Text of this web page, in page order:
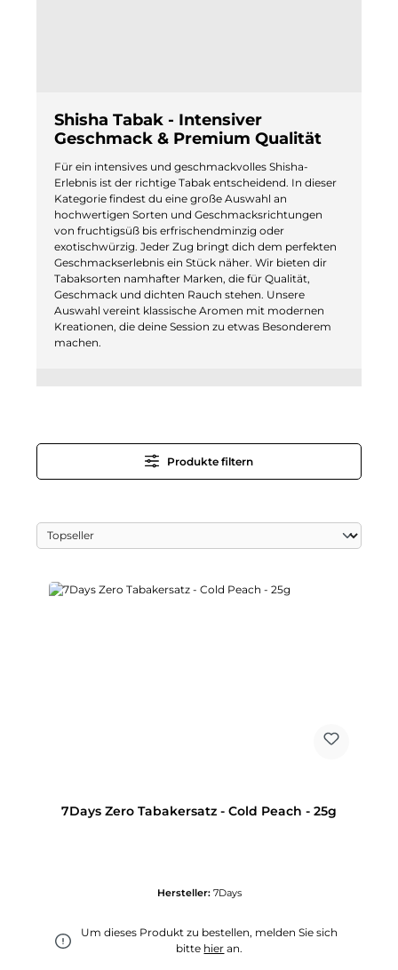
Shisha Tabak - Intensiver
Geschmack & Premium Qualität
Für ein intensives und geschmackvolles Shisha-
Erlebnis ist der richtige Tabak entscheidend. In dieser
Kategorie findest du eine große Auswahl an
hochwertigen Sorten und Geschmacksrichtungen
von fruchtigsüß bis erfrischendminzig oder
exotischwürzig. Jeder Zug bringt dich dem perfekten
Geschmackserlebnis ein Stück näher. Wir bieten dir
Tabaksorten namhafter Marken, die für Qualität,
Geschmack und dichten Rauch stehen. Unsere
Auswahl vereint klassische Aromen mit modernen
Kreationen, die deine Session zu etwas Besonderem
machen.
Produkte filtern
7Days Zero Tabakersatz - Cold Peach - 25g
Hersteller: 7Days
Um dieses Produkt zu bestellen, melden Sie sich
bitte hier an.